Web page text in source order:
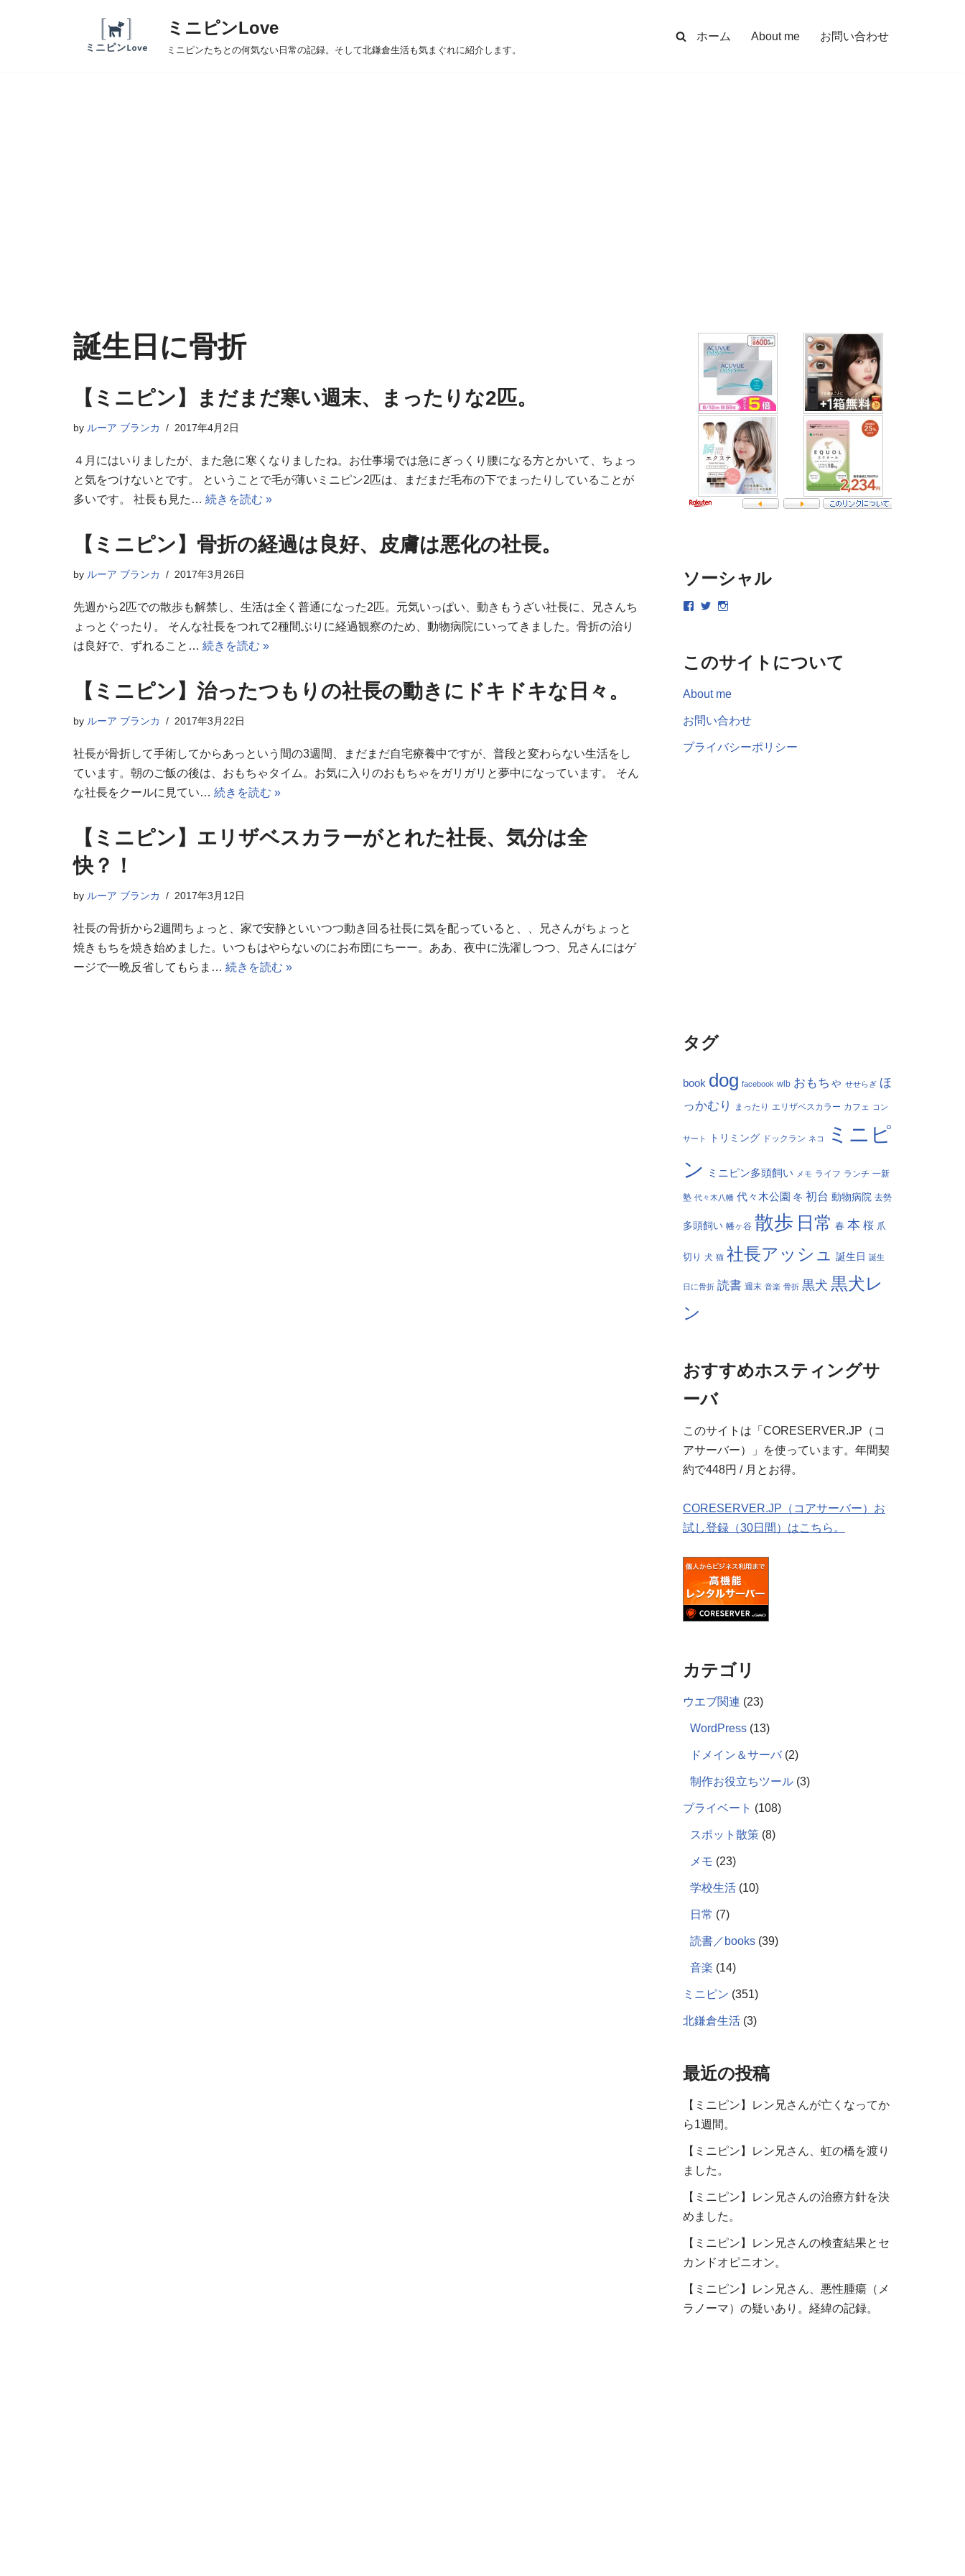
ミニピンLove
ミニピンたちとの何気ない日常の記録。そして北鎌倉生活も気まぐれに紹介します。
ホーム About me お問い合わせ
誕生日に骨折
【ミニピン】まだまだ寒い週末、まったりな2匹。
by ルーア ブランカ 2017年4月2日
４月にはいりましたが、また急に寒くなりましたね。お仕事場では急にぎっくり腰になる方とかいて、ちょっ
と気をつけないとです。 ということで毛が薄いミニピン2匹は、まだまだ毛布の下でまったりしていることが
多いです。 社長も見た… 続きを読む »
【ミニピン】骨折の経過は良好、皮膚は悪化の社長。
by ルーア ブランカ 2017年3月26日
先週から2匹での散歩も解禁し、生活は全く普通になった2匹。元気いっぱい、動きもうざい社長に、兄さんち
ょっとぐったり。 そんな社長をつれて2種間ぶりに経過観察のため、動物病院にいってきました。骨折の治り
は良好で、ずれること… 続きを読む »
【ミニピン】治ったつもりの社長の動きにドキドキな日々。
by ルーア ブランカ 2017年3月22日
社長が骨折して手術してからあっという間の3週間、まだまだ自宅療養中ですが、普段と変わらない生活をし
ています。朝のご飯の後は、おもちゃタイム。お気に入りのおもちゃをガリガリと夢中になっています。 そん
な社長をクールに見てい… 続きを読む »
【ミニピン】エリザベスカラーがとれた社長、気分は全
快？！
by ルーア ブランカ 2017年3月12日
社長の骨折から2週間ちょっと、家で安静といいつつ動き回る社長に気を配っていると、、兄さんがちょっと
焼きもちを焼き始めました。いつもはやらないのにお布団にちーー。ああ、夜中に洗濯しつつ、兄さんにはゲ
ージで一晩反省してもらま… 続きを読む »
ソーシャル
このサイトについて
About me
お問い合わせ
プライバシーポリシー
タグ
book dog facebook wlb おもちゃ せせらぎ ほ
っかむり
まったり エリザベスカラー カフェ コン
サート トリミング ドックラン ネコ
ミニピ
ン
ミニピン多頭飼い メモ ライフ ランチ 一新
塾 代々木八幡 代々木公園 冬 初台 動物病院 去勢
多頭飼い 幡ヶ谷 散歩 日常 春 本 桜 爪
切り 犬 猫 社長アッシュ 誕生日 誕生
日に骨折 読書 週末 音楽 骨折 黒犬 黒犬レ
ン
おすすめホスティングサ
ーバ
このサイトは「CORESERVER.JP（コ
アサーバー）」を使っています。年間契
約で448円 / 月とお得。
CORESERVER.JP（コアサーバー）お
試し登録（30日間）はこちら。
カテゴリ
ウエブ関連 (23)
WordPress (13)
ドメイン＆サーバ(2)
制作お役立ちツール (3)
プライベート (108)
スポット散策 (8)
メモ (23)
学校生活 (10)
日常 (7)
読書／books (39)
音楽 (14)
ミニピン (351)
北鎌倉生活 (3)
最近の投稿
【ミニピン】レン兄さんが亡くなってか
ら1週間。
【ミニピン】レン兄さん、虹の橋を渡り
ました。
【ミニピン】レン兄さんの治療方針を決
めました。
【ミニピン】レン兄さんの検査結果とセ
カンドオピニオン。
【ミニピン】レン兄さん、悪性腫瘍（メ
ラノーマ）の疑いあり。経緯の記録。